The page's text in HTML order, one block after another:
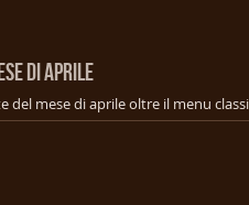
DI APRILE
del mese di aprile oltre il menu